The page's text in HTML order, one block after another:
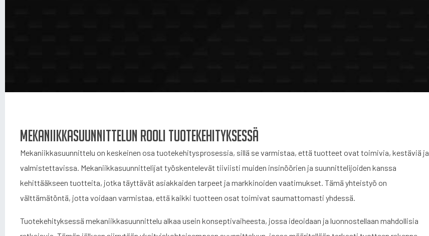
Mekaniikkasuunnittelun rooli tuotekehityksessä
Mekaniikkasuunnittelu on keskeinen osa tuotekehitysprosessia, sillä se varmistaa, että tuotteet ovat toimivia, kestäviä ja
valmistettavissa. Mekaniikkasuunnittelijat työskentelevät tiiviisti muiden insinöörien ja suunnittelijoiden kanssa
kehittääkseen tuotteita, jotka täyttävät asiakkaiden tarpeet ja markkinoiden vaatimukset. Tämä yhteistyö on
välttämätöntä, jotta voidaan varmistaa, että kaikki tuotteen osat toimivat saumattomasti yhdessä.
Tuotekehityksessä mekaniikkasuunnittelu alkaa usein konseptivaiheesta, jossa ideoidaan ja luonnostellaan mahdollisia